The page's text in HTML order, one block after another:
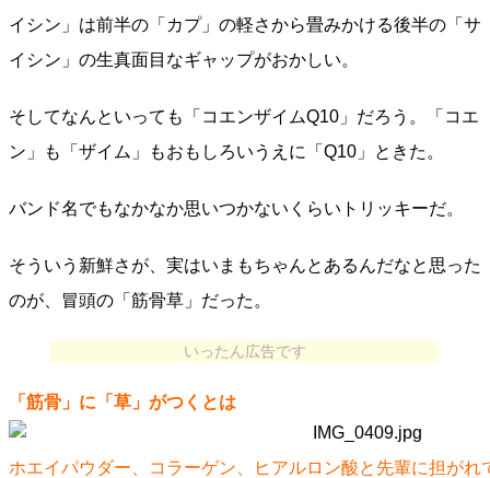
イシン」は前半の「カプ」の軽さから畳みかける後半の「サ
イシン」の生真面目なギャップがおかしい。
そしてなんといっても「コエンザイムQ10」だろう。「コエ
ン」も「ザイム」もおもしろいうえに「Q10」ときた。
バンド名でもなかなか思いつかないくらいトリッキーだ。
そういう新鮮さが、実はいまもちゃんとあるんだなと思った
のが、冒頭の「筋骨草」だった。
いったん広告です
「筋骨」に「草」がつくとは
ホエイパウダー、コラーゲン、ヒアルロン酸と先輩に担がれ